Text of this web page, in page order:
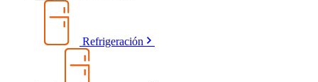
Refrigeración